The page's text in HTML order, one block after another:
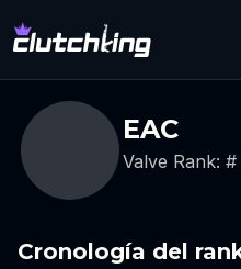
EAC
Valve Rank: #
Cronología del